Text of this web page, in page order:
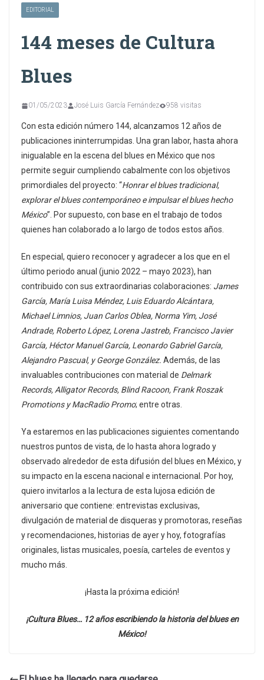
EDITORIAL
144 meses de Cultura
Blues
01/05/2023 José Luis García Fernández 958 visitas
Con esta edición número 144, alcanzamos 12 años de
publicaciones ininterrumpidas. Una gran labor, hasta ahora
inigualable en la escena del blues en México que nos
permite seguir cumpliendo cabalmente con los objetivos
primordiales del proyecto: “Honrar el blues tradicional,
explorar el blues contemporáneo e impulsar el blues hecho
México”. Por supuesto, con base en el trabajo de todos
quienes han colaborado a lo largo de todos estos años.
En especial, quiero reconocer y agradecer a los que en el
último periodo anual (junio 2022 – mayo 2023), han
contribuido con sus extraordinarias colaboraciones: James
García, María Luisa Méndez, Luis Eduardo Alcántara,
Michael Limnios, Juan Carlos Oblea, Norma Yim, José
Andrade, Roberto López, Lorena Jastreb, Francisco Javier
García, Héctor Manuel García, Leonardo Gabriel García,
Alejandro Pascual, y George González. Además, de las
invaluables contribuciones con material de Delmark
Records, Alligator Records, Blind Racoon, Frank Roszak
Promotions y MacRadio Promo; entre otras.
Ya estaremos en las publicaciones siguientes comentando
nuestros puntos de vista, de lo hasta ahora logrado y
observado alrededor de esta difusión del blues en México, y
su impacto en la escena nacional e internacional. Por hoy,
quiero invitarlos a la lectura de esta lujosa edición de
aniversario que contiene: entrevistas exclusivas,
divulgación de material de disqueras y promotoras, reseñas
y recomendaciones, historias de ayer y hoy, fotografías
originales, listas musicales, poesía, carteles de eventos y
mucho más.
¡Hasta la próxima edición!
¡Cultura Blues… 12 años escribiendo la historia del blues en
México!